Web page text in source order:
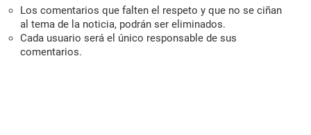
Los comentarios que falten el respeto y que no se ciñan
al tema de la noticia, podrán ser eliminados.
Cada usuario será el único responsable de sus
comentarios.